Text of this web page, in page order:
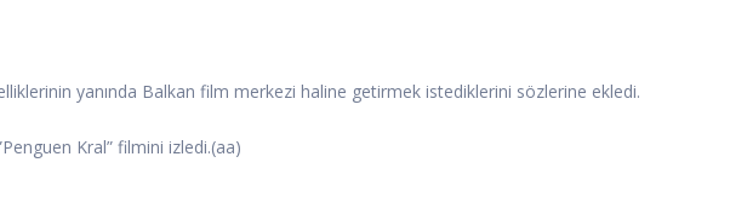
yanında Balkan film merkezi haline getirmek istediklerini sözlerine ekledi.
Kral” filmini izledi.(aa)